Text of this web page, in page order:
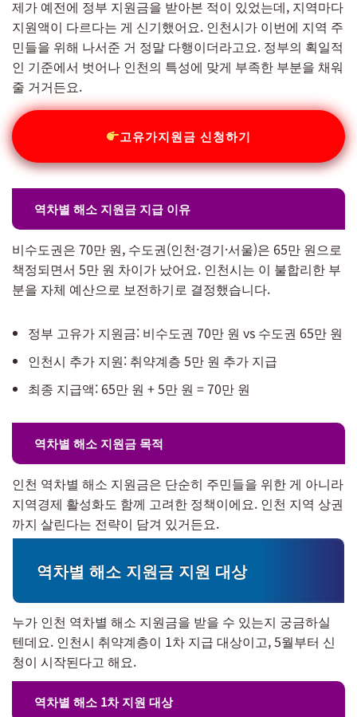
제가 예전에 정부 지원금을 받아본 적이 있었는데, 지역마다
지원액이 다르다는 게 신기했어요. 인천시가 이번에 지역 주
민들을 위해 나서준 거 정말 다행이더라고요. 정부의 획일적
인 기준에서 벗어나 인천의 특성에 맞게 부족한 부분을 채워
줄 거거든요.
고유가지원금 신청하기
역차별 해소 지원금 지급 이유
비수도권은 70만 원, 수도권(인천·경기·서울)은 65만 원으로
책정되면서 5만 원 차이가 났어요. 인천시는 이 불합리한 부
분을 자체 예산으로 보전하기로 결정했습니다.
정부 고유가 지원금: 비수도권 70만 원 vs 수도권 65만 원
인천시 추가 지원: 취약계층 5만 원 추가 지급
최종 지급액: 65만 원 + 5만 원 = 70만 원
역차별 해소 지원금 목적
인천 역차별 해소 지원금은 단순히 주민들을 위한 게 아니라
지역경제 활성화도 함께 고려한 정책이에요. 인천 지역 상권
까지 살린다는 전략이 담겨 있거든요.
역차별 해소 지원금 지원 대상
누가 인천 역차별 해소 지원금을 받을 수 있는지 궁금하실
텐데요. 인천시 취약계층이 1차 지급 대상이고, 5월부터 신
청이 시작된다고 해요.
역차별 해소 1차 지원 대상